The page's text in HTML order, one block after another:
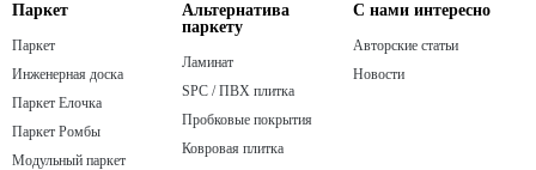
Паркет
Паркет
Инженерная доска
Паркет Елочка
Паркет Ромбы
Модульный паркет
Альтернатива
паркету
Ламинат
SPC / ПВХ плитка
Пробковые покрытия
Ковровая плитка
С нами интересно
Авторские статьи
Новости